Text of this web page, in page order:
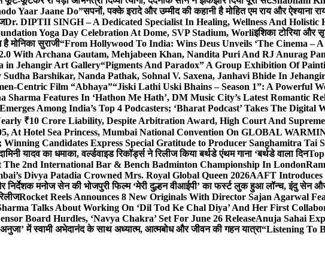
Yaar Jaane Do”सपनों, पक्के इरादे और उम्मीद की कहानी है मोहित एम राय और ऐश्याना
Dr. DIPTII SINGH – A Dedicated Specialist In Healing, Wellness And Holistic
Yoga Day Celebration At Dome, SVP Stadium, Worliइशिका टोरिया और
मोनिका सुराजी“From Hollywood To India: Wins Deus Unveils ‘The Cinema –
With Archana Gautam, Mehjabeen Khan, Nandita Puri And RJ Anurag
in Jehangir Art Gallery“Pigments And Paradox” A Group Exhibition Of
Barshikar, Nanda Pathak, Sohnal V. Saxena, Janhavi Bhide In
Centric Film “Abhaya”“Jiski Lathi Uski Bhains – Season 1”: A Powerful
Sharma Features In ‘Hathon Me Hath’, DM Music City’s Latest Romantic
Among India’s Top 4 Podcasters; ‘Bharat Podcast’ Takes The Digital
₹10 Crore Liability, Despite Arbitration Award, High Court And
At Hotel Sea Princess, Mumbai National Convention On GLOBAL
Candidates Express Special Gratitude to Producer Sanghamitra Tai
यादव का धमाका, वर्ल्डवाइड रिकॉर्ड्स ने रिलीज किया बर्थडे एंथम गाना ‘बर्थडे वाला दिन
The 2nd International Bar & Bench Badminton Championship In London
Divya Patadia Crowned Mrs. Royal Global Queen 2026AAFT Introduces
और निर्देशक मनोज सेन की भोजपुरी फिल्म ‘मेरी दुल्हन वीआईपी’ का फर्स्ट लुक हुआ लॉन्च, इंदु सेन
Rocket Reels Announces 8 New Originals With Director Sajan Agarwal
Talks About Working On ‘Dil Tod Ke Chal Diya’ And Her First
Board Hurdles, ‘Navya Chakra’ Set For June 26 ReleaseAnuja Sahai
में स्वामी अभेदानंद के साथ अध्यात्म, आत्मबोध और जीवन की गहन यात्रा“Listening To